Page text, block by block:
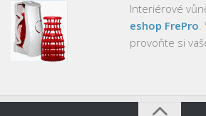
Interiérové
eshop FrePro
provoňte si